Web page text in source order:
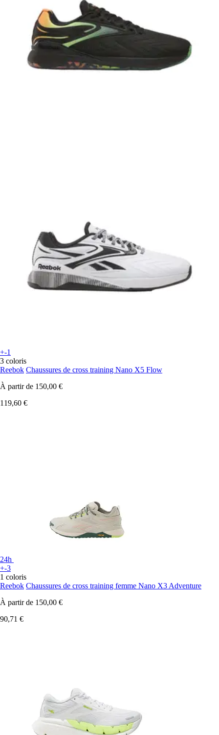
+-1
3 coloris
Reebok Chaussures de cross training Nano X5 Flow
À partir de 150,00 €
119,60 €
24h
+-3
1 coloris
Reebok Chaussures de cross training femme Nano X3 Adventure
À partir de 150,00 €
90,71 €